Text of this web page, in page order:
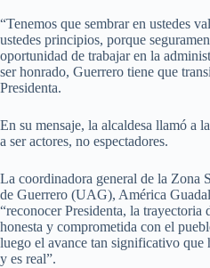
“Tenemos que sembrar en ustedes
ustedes principios, porque
oportunidad de trabajar en la
ser honrado, Guerrero tiene que
Presidenta.
En su mensaje, la alcaldesa llamó a
a ser actores, no espectadores.
La coordinadora general de la Zona
de Guerrero (UAG), América
“reconocer Presidenta, la
honesta y comprometida con el
luego el avance tan significativo que
y es real”.